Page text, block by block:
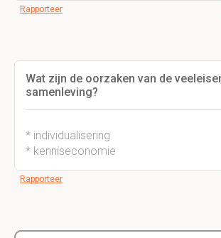
Rapporteer
Wat zijn de oorzaken van de
samenleving?
* individualisering
* kenniseconomie
Rapporteer